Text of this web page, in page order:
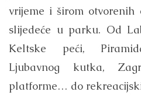
vrijeme i širom otvorenih
slijedeće u parku. Od
Keltske peći,
Ljubavnog kutka,
platforme… do